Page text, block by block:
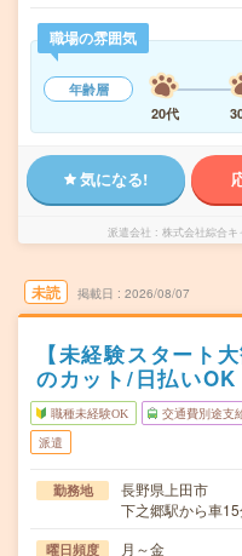
職場の雰囲気
年齢層
20代
気になる!
派遣会社 株式会社綜合
未読 掲載日 2026/08/07
【未経験スタート
のカット/日払いOK
職種未経験OK 交通費別途支
派遣
勤務地
長野県上田市
下之郷駅から車
曜日頻度 月～金